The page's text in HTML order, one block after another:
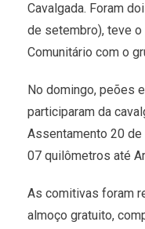
Cavalgada. Foram
de setembro), teve o
Comunitário com o
No domingo, peões
participaram da
Assentamento 20
07 quilômetros até
As comitivas foram
almoço gratuito,